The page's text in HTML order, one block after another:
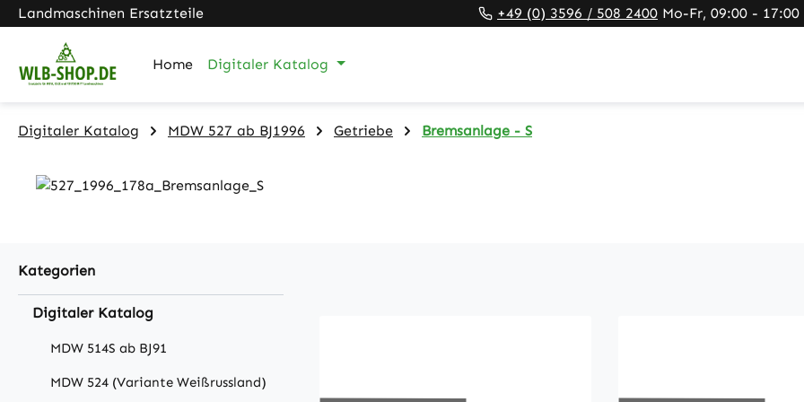
Hauptinhalt springen
Zur Suche springen
Zur Hauptnavigation springen
Landmaschinen Ersatzteile +49 (0) 3596 / 508 2400 Mo-Fr, 09:00 - 17:00
Home Digitaler Katalog
Digitaler Katalog MDW 527 ab BJ1996 Getriebe Bremsanlage - S
Kategorien
Digitaler Katalog
MDW 514S ab BJ91
MDW 524 (Variante Weißrussland)